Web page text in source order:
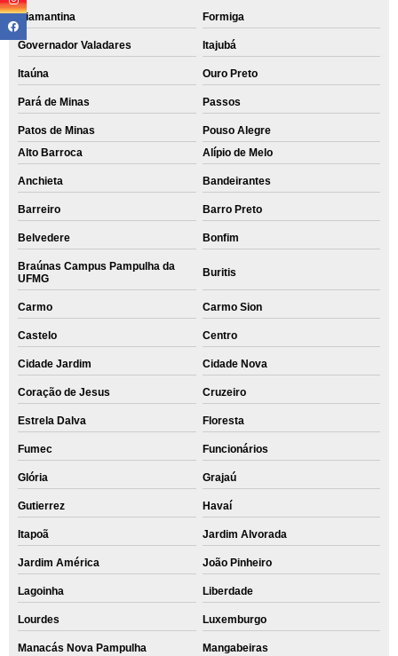
Diamantina Formiga
Governador Valadares Itajubá
Itaúna Ouro Preto
Pará de Minas Passos
Patos de Minas
Pouso Alegre
Alto Barroca
Alípio de Melo
Anchieta Bandeirantes
Barreiro Barro Preto
Belvedere Bonfim
Braúnas Campus Pampulha da
UFMG
Buritis
Carmo Carmo Sion
Castelo Centro
Cidade Jardim Cidade Nova
Coração de Jesus Cruzeiro
Estrela Dalva Floresta
Fumec Funcionários
Glória Grajaú
Gutierrez Havaí
Itapoã Jardim Alvorada
Jardim América João Pinheiro
Lagoinha Liberdade
Lourdes Luxemburgo
Manacás Nova Pampulha Mangabeiras